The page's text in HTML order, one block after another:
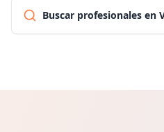
Buscar profesionales en